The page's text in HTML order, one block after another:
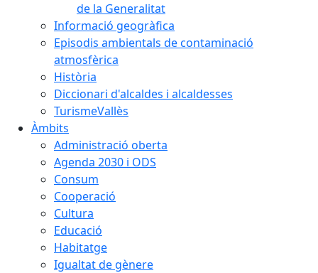
de la Generalitat
Informació geogràfica
Episodis ambientals de contaminació
atmosfèrica
Història
Diccionari d'alcaldes i alcaldesses
TurismeVallès
Àmbits
Administració oberta
Agenda 2030 i ODS
Consum
Cooperació
Cultura
Educació
Habitatge
Igualtat de gènere